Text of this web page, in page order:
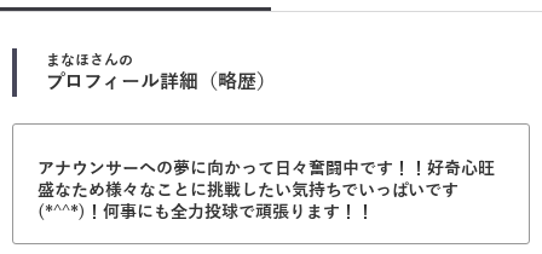
まなほ さんの
プロフィール詳細（略歴）
アナウンサーへの夢に向かって日々奮闘中です！！好奇心旺
盛なため様々なことに挑戦したい気持ちでいっぱいです
(*^^*)！何事にも全力投球で頑張ります！！